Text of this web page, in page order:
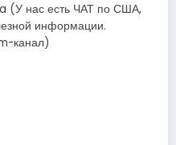
нас есть ЧАТ по США,
информации.
канал)